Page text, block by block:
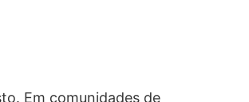
Em comunidades de